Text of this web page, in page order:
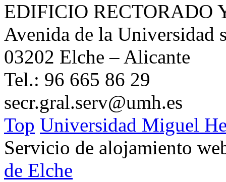
EDIFICIO RECTORADO
Avenida de la Universidad
03202 Elche – Alicante
Tel.: 96 665 86 29
secr.gral.serv@umh.es
Top Universidad Miguel
Servicio de alojamiento
de Elche